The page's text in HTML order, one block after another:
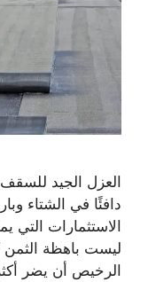
العزل الجيد
دافئًا في الشتاء
الاستثمارات التي
ليست باهظة الثمن
الرخيص أن يضر